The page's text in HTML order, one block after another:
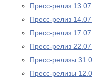
Пресс-релиз
Пресс-релиз
Пресс-релиз
Пресс-релиз
Пресс-релизы
Пресс-релизы